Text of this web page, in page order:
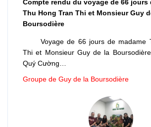
Compte rendu du voyage de 66 jours
Thu Hong Tran Thi et Monsieur Guy
Boursodière
Voyage de 66 jours de madame
Thi et Monsieur Guy de la
Quý Cường…
Groupe de Guy de la Boursodière